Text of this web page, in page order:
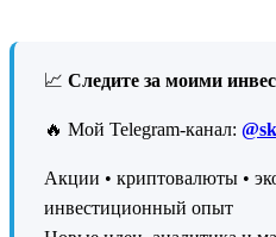
📈 Следите за моими
🔥 Мой Telegram-канал:
Акции • криптовалюты •
инвестиционный опыт